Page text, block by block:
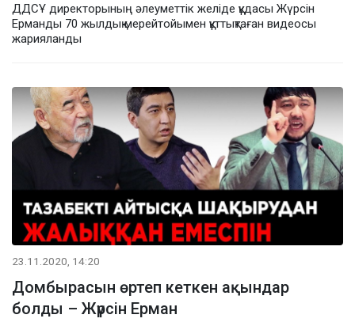
ДДСҰ директорының әлеуметтік желіде құдасы Жүрсін
Ерманды 70 жылдық мерейтойымен құттықтаған видеосы
жарияланды
23.11.2020, 14:20
Домбырасын өртеп кеткен ақындар
болды – Жүрсін Ерман